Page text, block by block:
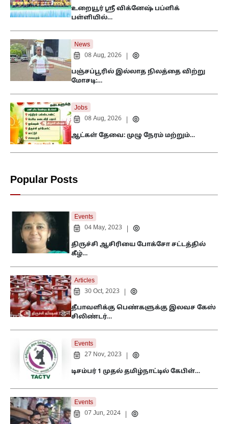
உறையூர் ஸ்ரீ விக்னேஷ் பப்ளிக்
பள்ளியில்…
News
08 Aug, 2026
பஞ்சப்பூரில் இல்லாத நிலத்தை விற்று
மோசடி:…
Jobs
08 Aug, 2026
ஆட்கள் தேவை: முழு நேரம் மற்றும்…
Popular Posts
Events
04 May, 2023
திருச்சி ஆசிரியை போக்சோ சட்டத்தில்
கீழ்…
Articles
30 Oct, 2023
தீபாவளிக்கு பெண்களுக்கு இலவச கேஸ்
சிலிண்டர்…
Events
27 Nov, 2023
டிசம்பர் 1 முதல் தமிழ்நாட்டில் கேபிள்…
Events
07 Jun, 2024